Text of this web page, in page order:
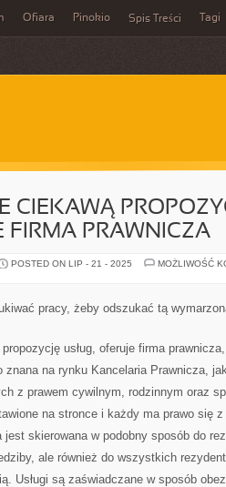
Ofiara Pinokio Spis Treści Tagi
CIEKAWĄ
FIRMA PRAWNICZA
POSTED ON LIP - 21 - 2025
MOŻLIWOŚĆ
pracy, żeby odszukać tą
usług, oferuje firma
znana na rynku Kancelaria Prawnicza,
z prawem cywilnym, rodzinnym oraz
na stronce i każdy ma prawo się
skierowana w podobny sposób do
ale również do wszystkich
Usługi są zaświadczane w sposób